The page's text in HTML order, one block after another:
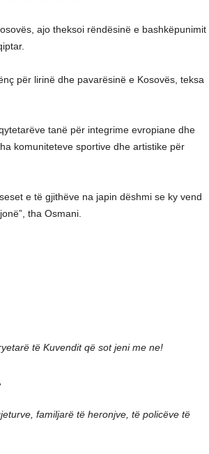
ajo theksoi rëndësinë e bashkëpunimit
për lirinë dhe pavarësinë e Kosovës, teksa
tanë për integrime evropiane dhe
komuniteteve sportive dhe artistike për
e të gjithëve na japin dëshmi se ky vend
tha Osmani.
të Kuvendit që sot jeni me ne!
familjarë të heronjve, të policëve të